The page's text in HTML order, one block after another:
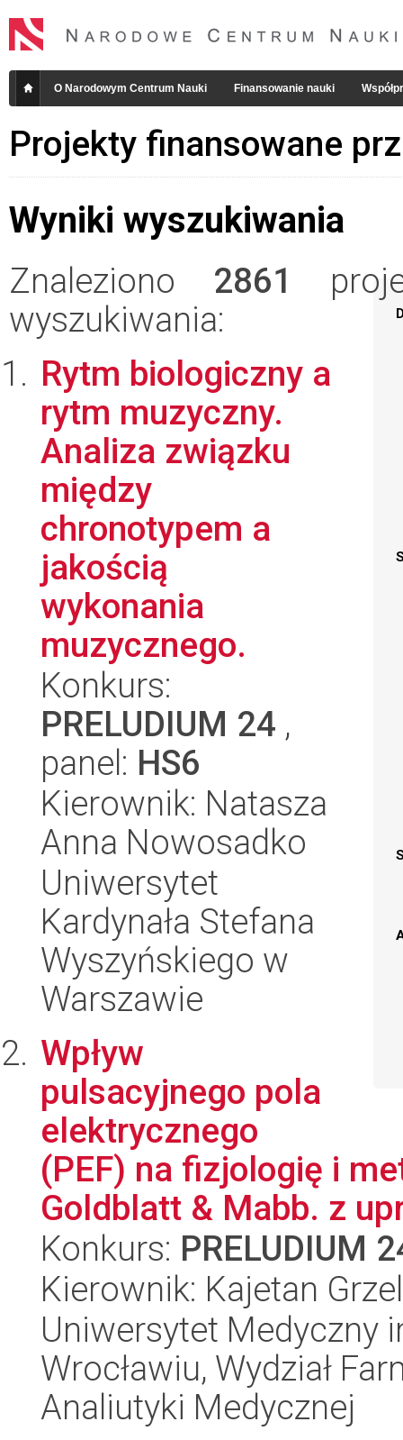
O Narodowym Centrum Nauki Finansowanie nauki
Projekty finansowane
Wyniki wyszukiwania
Znaleziono 2861
wyszukiwania:
Rytm biologiczny a
rytm muzyczny.
Analiza związku
między
chronotypem a
jakością
wykonania
muzycznego.
Konkurs:
PRELUDIUM 24 ,
panel: HS6
Kierownik: Natasza
Anna Nowosadko
Uniwersytet
Kardynała Stefana
Wyszyńskiego w
Warszawie
Wpływ
pulsacyjnego pola
elektrycznego
(PEF) na fizjologię i
Goldblatt & Mabb. z
Konkurs: PRELUDIUM
Kierownik: Kajetan
Uniwersytet Medyczny
Wrocławiu, Wydział
Analiutyki Medycznej